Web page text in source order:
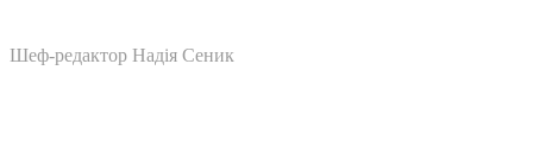
Шеф-редактор Надія Сеник